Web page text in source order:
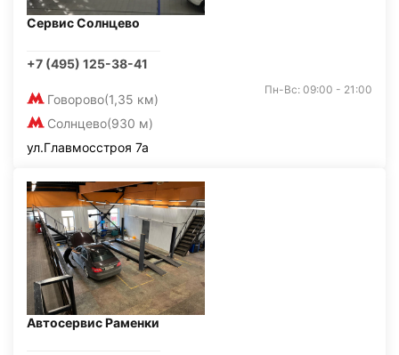
Сервис Солнцево
+7 (495) 125-38-41
Говорово(1,35 км)
Солнцево(930 м)
Пн-Вс: 09:00 - 21:00
ул.Главмосстроя 7а
Автосервис Раменки